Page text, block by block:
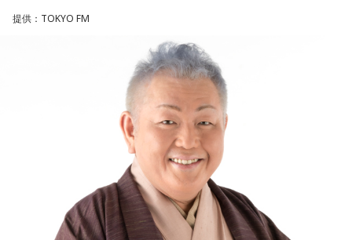
で、今回はアニメのエンディングテーマとして曲を書かせて
もらったんですけど、結構パーソナルな部分が出た作品にな
遠山：自分自身の内面をすごく辿って探っている曲ですよ
ほのか：はい。私は「自分自身を分かってみたい」という気
持ちで作品を作っていて、もしかしたら皆さんも何かを作る
ときって、自分自身を分かってみたいから作るんじゃないか
なと思って、そういう曲を作りました。
遠山：海ちゃんはどうですか？
た世界最大級の音楽フェスティバル「SXSW（サウス・バイ・
サウスウエスト）」の出演や中国ツアーの開催など、海外で
のライブも経験。そのほか、2019年公開の映画「惡の華」で
は主題歌と劇中歌を担当し、今年4月から放送されたテレビド
ラマ版「惡の華」では、たかはしほのかさんが劇伴を担当。
そして、今秋には初のアジアツアーの開催が決定していま
遠山：僕は「惡の華」が好きで、（テレビドラマ版ではW主
演の）あのちゃんと鈴木福くんがめちゃくちゃ素晴らしかっ
たですけど、そういうドラマの音楽って、どう作っていく
提供：TOKYO FM